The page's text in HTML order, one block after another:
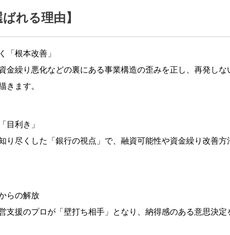
ばれる理由】
「根本改善」
金繰り悪化などの裏にある事業構造の歪みを正し、再発しな
きます。
目利き」
り尽くした「銀行の視点」で、融資可能性や資金繰り改善方
らの解放
支援のプロが「壁打ち相手」となり、納得感のある意思決定